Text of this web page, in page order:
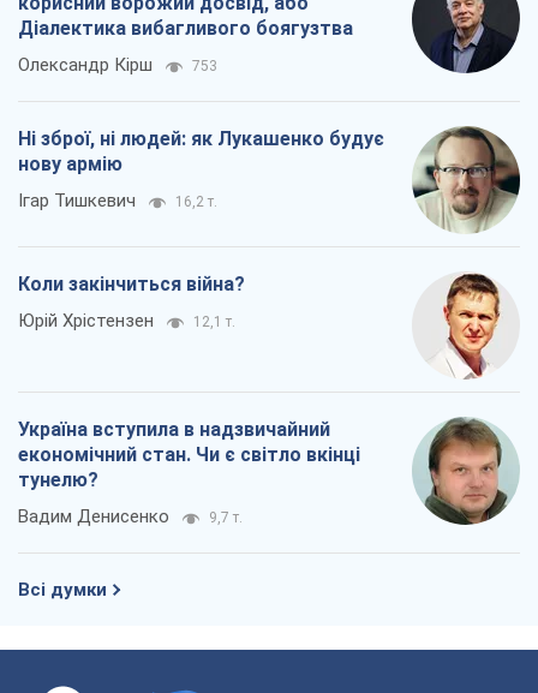
Діалектика вибагливого боягузтва
Олександр Кірш 753
Ні зброї, ні людей: як Лукашенко будує
нову армію
Ігар Тишкевич 16,2 т.
Коли закінчиться війна?
Юрій Хрістензен 12,1 т.
Україна вступила в надзвичайний
економічний стан. Чи є світло вкінці
тунелю?
Вадим Денисенко 9,7 т.
Всі думки